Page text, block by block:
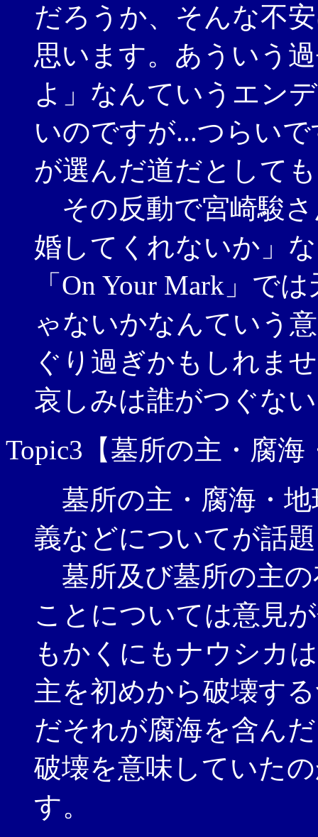
だろうか、そんな不
思います。あういう
よ」なんていうエン
いのですが...つらい
が選んだ道だとして
その反動で宮崎駿
婚してくれないか」
「On Your Mark」で
ゃないかなんていう
ぐり過ぎかもしれま
哀しみは誰がつぐな
Topic3【墓所の主・腐
墓所の主・腐海・地
義などについてが話
墓所及び墓所の主
ことについては意見
もかくにもナウシカ
主を初めから破壊す
だそれが腐海を含ん
破壊を意味していた
す。